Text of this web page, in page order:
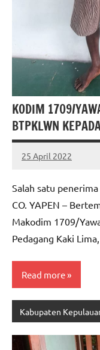
KODIM 1709/
BTPKLWN
25 April 2022
MEPAGO
No
Salah satu
CO. YAPEN –
Makodim 1709/
Pedagang Kaki
Read more
Kabupaten